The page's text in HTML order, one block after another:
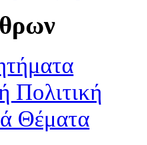
Πολιτική
Θέματα